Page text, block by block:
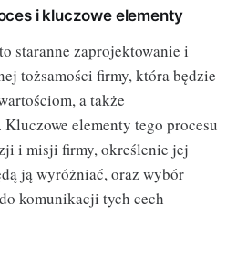
i kluczowe elementy
staranne zaprojektowanie i
tożsamości firmy, która będzie
a także
elementy tego procesu
i misji firmy, określenie jej
ją wyróżniać, oraz wybór
komunikacji tych cech